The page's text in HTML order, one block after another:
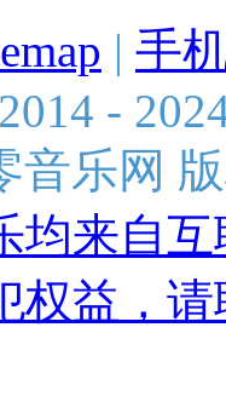
| 手
-
音乐网
均来自
权益，